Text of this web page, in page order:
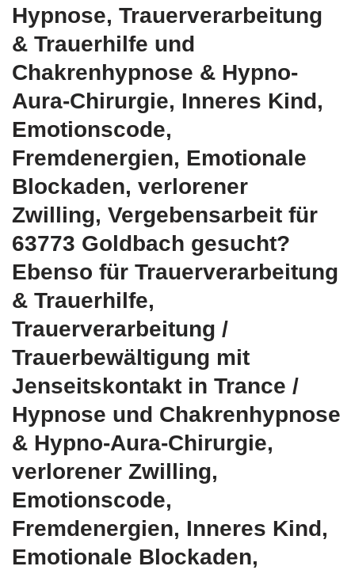
Hypnose, Trauerverarbeitung
& Trauerhilfe und
Chakrenhypnose & Hypno-
Aura-Chirurgie, Inneres Kind,
Emotionscode,
Fremdenergien, Emotionale
Blockaden, verlorener
Zwilling, Vergebensarbeit für
63773 Goldbach gesucht?
Ebenso für Trauerverarbeitung
& Trauerhilfe,
Trauerverarbeitung /
Trauerbewältigung mit
Jenseitskontakt in Trance /
Hypnose und Chakrenhypnose
& Hypno-Aura-Chirurgie,
verlorener Zwilling,
Emotionscode,
Fremdenergien, Inneres Kind,
Emotionale Blockaden,